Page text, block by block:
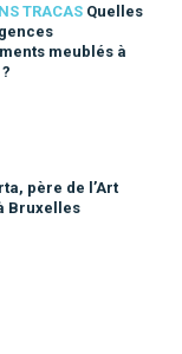
TRACAS Quelles
meublés à
meublés à
père de l’Art
Bruxelles